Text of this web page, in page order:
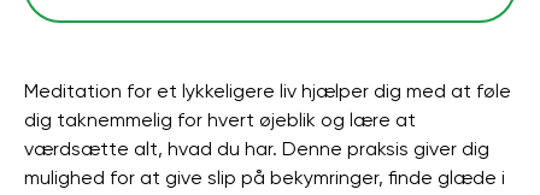
Meditation for et lykkeligere liv hjælper dig med at føle
dig taknemmelig for hvert øjeblik og lære at
værdsætte alt, hvad du har. Denne praksis giver dig
mulighed for at give slip på bekymringer, finde glæde i